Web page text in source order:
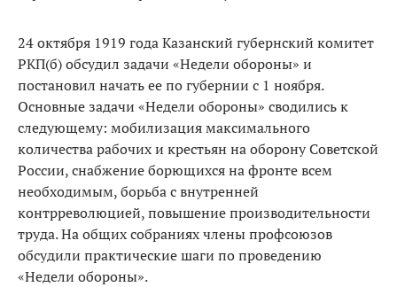
24 октября 1919 года Казанский губернский комитет
РКП(б) обсудил задачи «Недели обороны» и
постановил начать ее по губернии с 1 ноября.
Основные задачи «Недели обороны» сводились к
следующему: мобилизация максимального
количества рабочих и крестьян на оборону Советской
России, снабжение борющихся на фронте всем
необходимым, борьба с внутренней
контрреволюцией, повышение производительности
труда. На общих собраниях члены профсоюзов
обсудили практические шаги по проведению
«Недели обороны».